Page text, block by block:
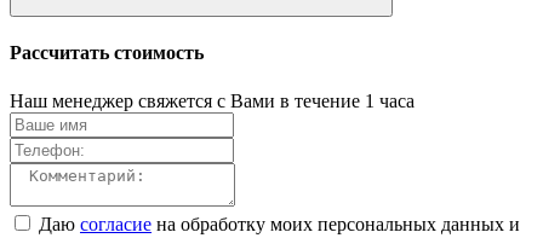
Рассчитать стоимость
Наш менеджер свяжется с Вами в течение 1 часа
Даю согласие на обработку моих персональных данных и